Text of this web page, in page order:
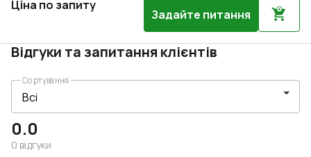
Ціна по запиту
Задайте питання
Відгуки та запитання клієнтів
0.0
0 відгуки
Сортування